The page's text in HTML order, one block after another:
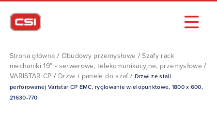
Strona główna / Obudowy przemysłowe /Szafy rack
mechaniki 19” - serwerowe, telekomunikacyjne, przemysłowe /
VARISTAR CP / Drzwi i panele do szaf / Drzwi ze stali
perforowanej Varistar CP EMC, ryglowanie wielopunktowe, 1800 x 600,
21630-770